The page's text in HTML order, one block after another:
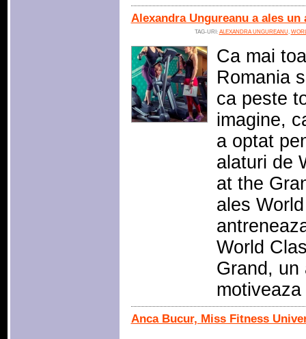
Alexandra Ungureanu a ales
TAG-URI: ALEXANDRA UNGUREANU,
Ca mai
Romania
ca peste
imagine,
a optat
alaturi de
at the
ales
World
Grand, un
motiveaza
Anca Bucur, Miss Fitness